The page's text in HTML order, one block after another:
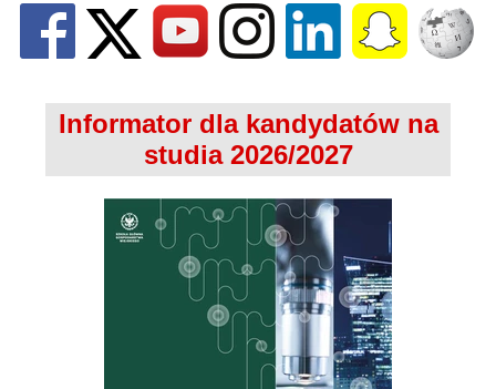
Informator dla kandydatów na
studia 2026/2027